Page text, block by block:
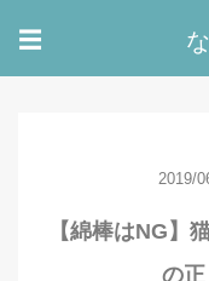
☰
2019/
【綿棒はNG】
の